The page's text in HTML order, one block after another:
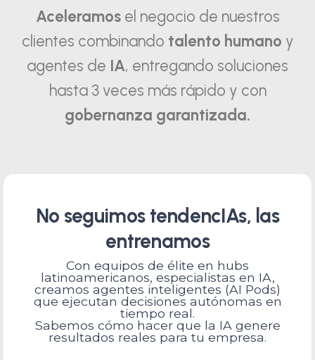
Aceleramosel negocio de nuestros
clientes combinando talento humano y
agentes de IA, entregando soluciones
hasta 3 veces más rápido y con
gobernanza garantizada.
No seguimos tendencIAs, las
entrenamos
Con equipos de élite en hubs
latinoamericanos, especialistas en IA,
creamos agentes inteligentes (AI Pods)
que ejecutan decisiones autónomas en
tiempo real.
Sabemos cómo hacer que la IA genere
resultados reales para tu empresa.